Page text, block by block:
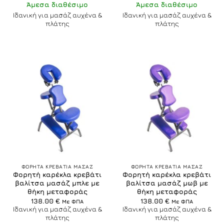
Άμεσα διαθέσιμο
Ιδανική για μασάζ αυχένα &
πλάτης
Άμεσα διαθέσιμο
Ιδανική για μασάζ αυχένα &
πλάτης
ΦΟΡΗΤΑ ΚΡΕΒΑΤΙΑ ΜΑΣΑΖ
Φορητή καρέκλα κρεβάτι
βαλίτσα μασάζ μπλε με
θήκη μεταφοράς
138.00 € Με ΦΠΑ
Ιδανική για μασάζ αυχένα &
πλάτης
ΦΟΡΗΤΑ ΚΡΕΒΑΤΙΑ ΜΑΣΑΖ
Φορητή καρέκλα κρεβάτι
βαλίτσα μασάζ μωβ με
θήκη μεταφοράς
138.00 € Με ΦΠΑ
Ιδανική για μασάζ αυχένα &
πλάτης